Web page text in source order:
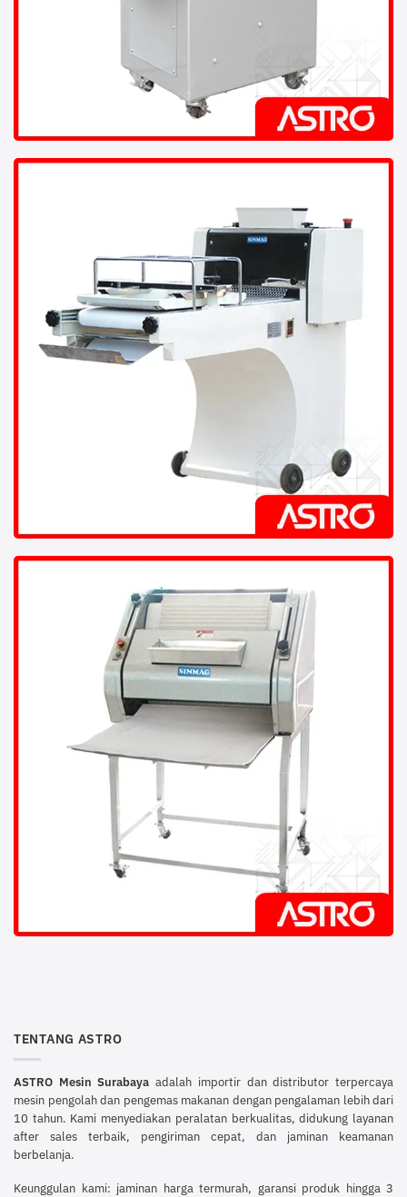
TENTANG ASTRO
ASTRO Mesin Surabaya adalah importir dan distributor terpercaya
mesin pengolah dan pengemas makanan dengan pengalaman lebih dari
10 tahun. Kami menyediakan peralatan berkualitas, didukung layanan
after sales terbaik, pengiriman cepat, dan jaminan keamanan
berbelanja.
Keunggulan kami: jaminan harga termurah, garansi produk hingga 3